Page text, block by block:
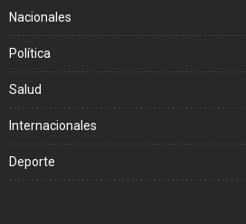
Nacionales
Política
Salud
Internacionales
Deporte